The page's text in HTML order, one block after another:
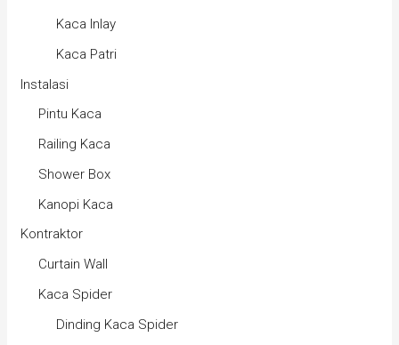
Kaca Inlay
Kaca Patri
Instalasi
Pintu Kaca
Railing Kaca
Shower Box
Kanopi Kaca
Kontraktor
Curtain Wall
Kaca Spider
Dinding Kaca Spider